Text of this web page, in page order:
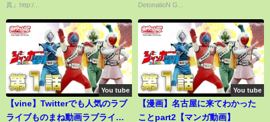
真』http:/...
DetonatioN G...
You tube
【vine】Twitterでも人気のラブ
ライブものまね動画ラブライバ
You tube
【漫画】名古屋に来てわかった
ことpart2【マンガ動画】